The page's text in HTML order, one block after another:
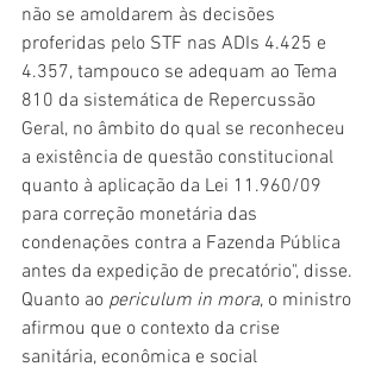
não se amoldarem às decisões
proferidas pelo STF nas ADIs 4.425 e
4.357, tampouco se adequam ao Tema
810 da sistemática de Repercussão
Geral, no âmbito do qual se reconheceu
a existência de questão constitucional
quanto à aplicação da Lei 11.960/09
para correção monetária das
condenações contra a Fazenda Pública
antes da expedição de precatório", disse.
Quanto ao periculum in mora, o ministro
afirmou que o contexto da crise
sanitária, econômica e social